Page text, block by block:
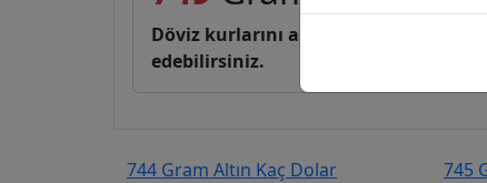
Döviz kurlarını anlık, canlı, basit bir
edebilirsiniz.
744 Gram Altın Kaç Dolar 745